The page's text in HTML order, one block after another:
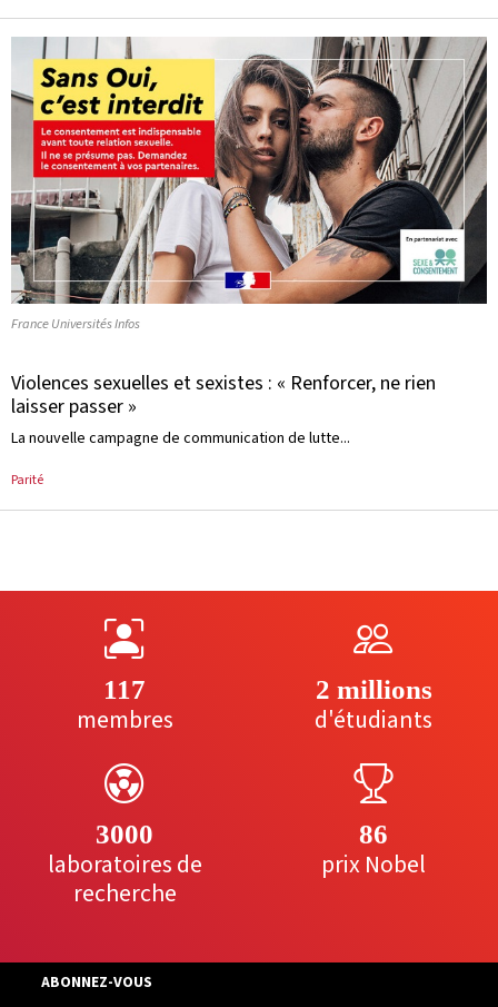
France Universités Infos
Violences sexuelles et sexistes : « Renforcer, ne rien
laisser passer »
La nouvelle campagne de communication de lutte...
Parité
117
membres
2 millions
d'étudiants
3000
laboratoires de
recherche
86
prix Nobel
ABONNEZ-VOUS